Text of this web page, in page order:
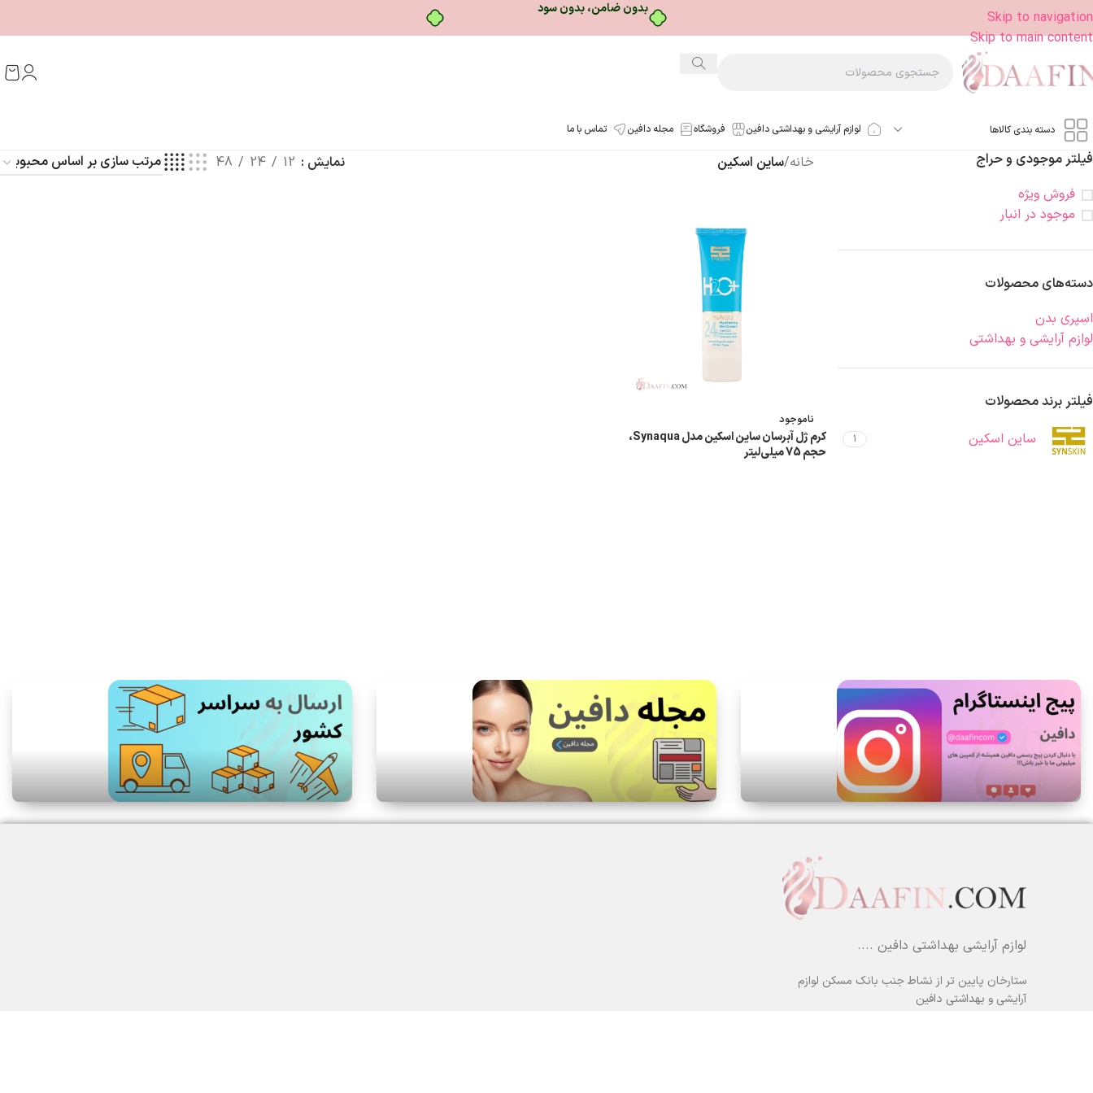
بدون ضامن، بدون سود
Skip to navigation
Skip to main content
دسته بندی کالاها لوازم آرایشی و بهداشتی دافین فروشگاه مجله دافین تماس با ما
فیلتر موجودی و حراج
فروش ویژه
موجود در انبار
دسته‌های محصولات
اسپری بدن
لوازم آرایشی و بهداشتی
فیلتر برند محصولات
ساین اسکین
1
خانه/ساین اسکین نمایش 12
24
48
ناموجود
کرم ژل آبرسان ساین اسکین مدل Synaqua،
حجم 75 میلی‌لیتر
لوازم آرایشی بهداشتی دافین ....
ستارخان پایین تر از نشاط جنب بانک مسکن لوازم
آرایشی و بهداشتی دافین